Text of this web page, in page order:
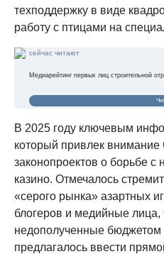
техподдержку в виде
работу с птицами на
сейчас читают
Медиарейтинг первых лиц строительной
В 2025 году ключевым
который привлек
законопроектов о борьбе
казино. Отмечалось
«серого рынка» азартных
блогеров и медийные лица,
недополученные бюджетом
предлагалось ввести